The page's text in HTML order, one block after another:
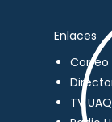
Enlaces
Correo
TV UAQ